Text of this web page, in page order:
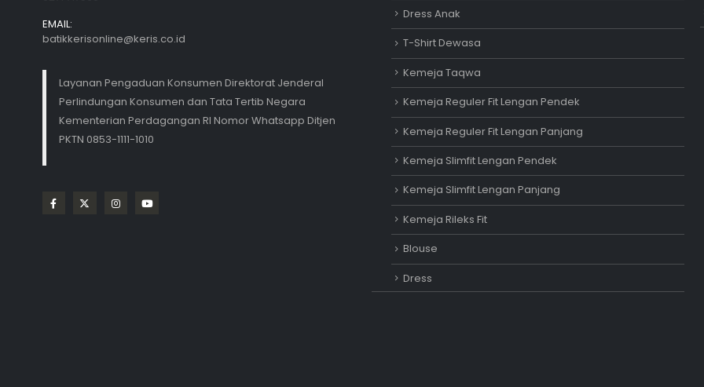
EMAIL:
batikkerisonline@keris.co.id
Layanan Pengaduan Konsumen Direktorat Jenderal
Perlindungan Konsumen dan Tata Tertib Negara
Kementerian Perdagangan RI Nomor Whatsapp Ditjen
PKTN 0853-1111-1010
Dress Anak
T-Shirt Dewasa
Kemeja Taqwa
Kemeja Reguler Fit Lengan Pendek
Kemeja Reguler Fit Lengan Panjang
Kemeja Slimfit Lengan Pendek
Kemeja Slimfit Lengan Panjang
Kemeja Rileks Fit
Blouse
Dress